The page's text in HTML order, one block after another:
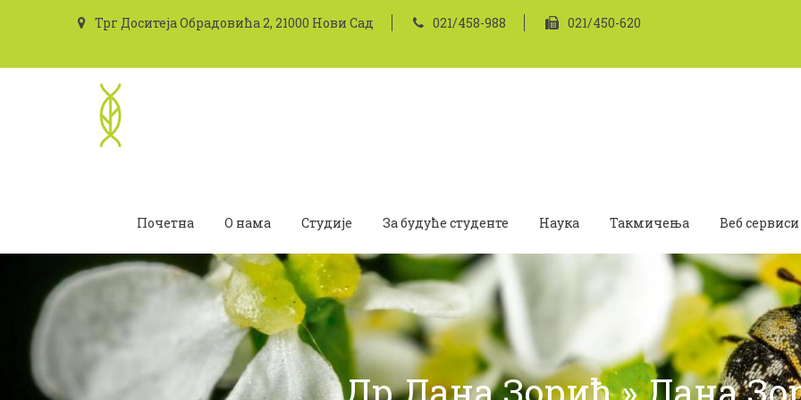
Трг Доситеја Обрадовића 2, 21000 Нови Сад 021/458-988 021/450-620
Почетна О нама Студије За будуће студенте Наука Такмичења Веб сервиси